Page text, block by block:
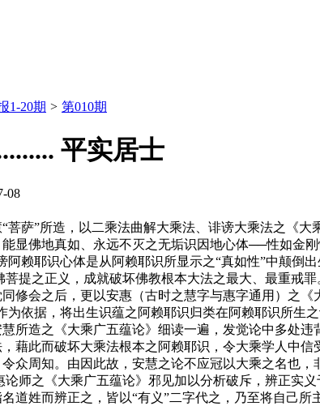
1-20期 > 第010期
平实居士
08
”所造，以二乘法曲解大乘法、诽谤大乘法之《大
显佛地真如、永远不灭之无垢识因地心体──性如金
阿赖耶识心体是从阿赖耶识所显示之“真如性”中颠
提之正义，成就破坏佛教根本大法之最大、最重戒罪
会之后，更以安惠（古时之慧字与惠字通用）之《
为依据，将出生识蕴之阿赖耶识归类在阿赖耶识所
所造之《大乘广五蕴论》细读一遍，发觉论中多处
藉此而破坏大乘法根本之阿赖耶识，令大乘学人中
众周知。由因此故，安慧之论不应冠以大乘之名也，
之《大乘广五蕴论》邪见加以分析破斥，辨正实
道姓而辨正之，皆以“有义”二字代之，乃至将自己